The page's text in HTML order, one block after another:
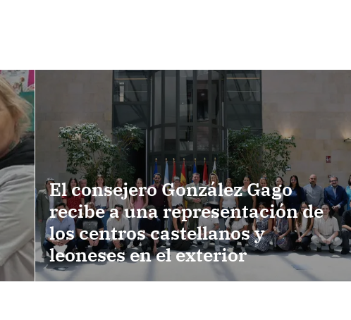
El consejero González Gago
recibe a una representación de
los centros castellanos y
leoneses en el exterior